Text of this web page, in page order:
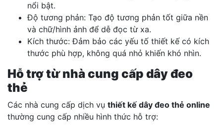
nổi bật.
Độ tương phản: Tạo độ tương phản tốt giữa nền
và chữ/hình ảnh để dễ đọc từ xa.
Kích thước: Đảm bảo các yếu tố thiết kế có kích
thước phù hợp, không quá nhỏ khiến khó nhìn.
Hỗ trợ từ nhà cung cấp dây đeo
thẻ
Các nhà cung cấp dịch vụ thiết kế dây đeo thẻ online
thường cung cấp nhiều hình thức hỗ trợ: